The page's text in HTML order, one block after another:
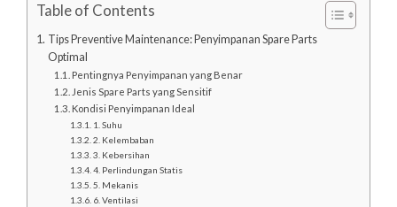
Table of Contents
Tips Preventive Maintenance: Penyimpanan Spare Parts
Optimal
Pentingnya Penyimpanan yang Benar
Jenis Spare Parts yang Sensitif
Kondisi Penyimpanan Ideal
1. Suhu
2. Kelembaban
3. Kebersihan
4. Perlindungan Statis
5. Mekanis
6. Ventilasi